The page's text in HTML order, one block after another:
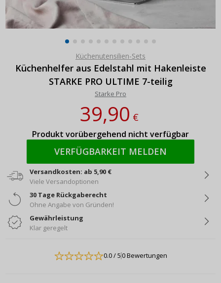
Küchenutensilien-Sets
Küchenhelfer aus Edelstahl mit Hakenleiste
STARKE PRO ULTIME 7-teilig
Starke Pro
39,90€
Produkt vorübergehend nicht verfügbar
VERFÜGBARKEIT MELDEN
Versandkosten: ab 5,90 €
Viele Versandoptionen
30 Tage Rückgaberecht
Ohne Angabe von Gründen!
Gewährleistung
Klar geregelt
0.0/ 50 Bewertungen